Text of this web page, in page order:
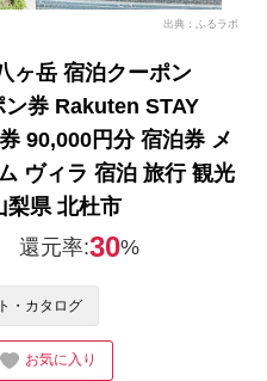
出典：ふるラボ
ヶ岳 宿泊クーポン
券 Rakuten STAY
90,000円分 宿泊券 メ
ヴィラ 宿泊 旅行 観光
梨県 北杜市
還元率:30%
・カタログ
お気に入り